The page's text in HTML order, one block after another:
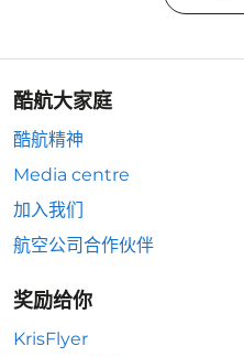
酷航大家庭
酷航精神
Media centre
加入我们
航空公司合作伙伴
奖励给你
KrisFlyer